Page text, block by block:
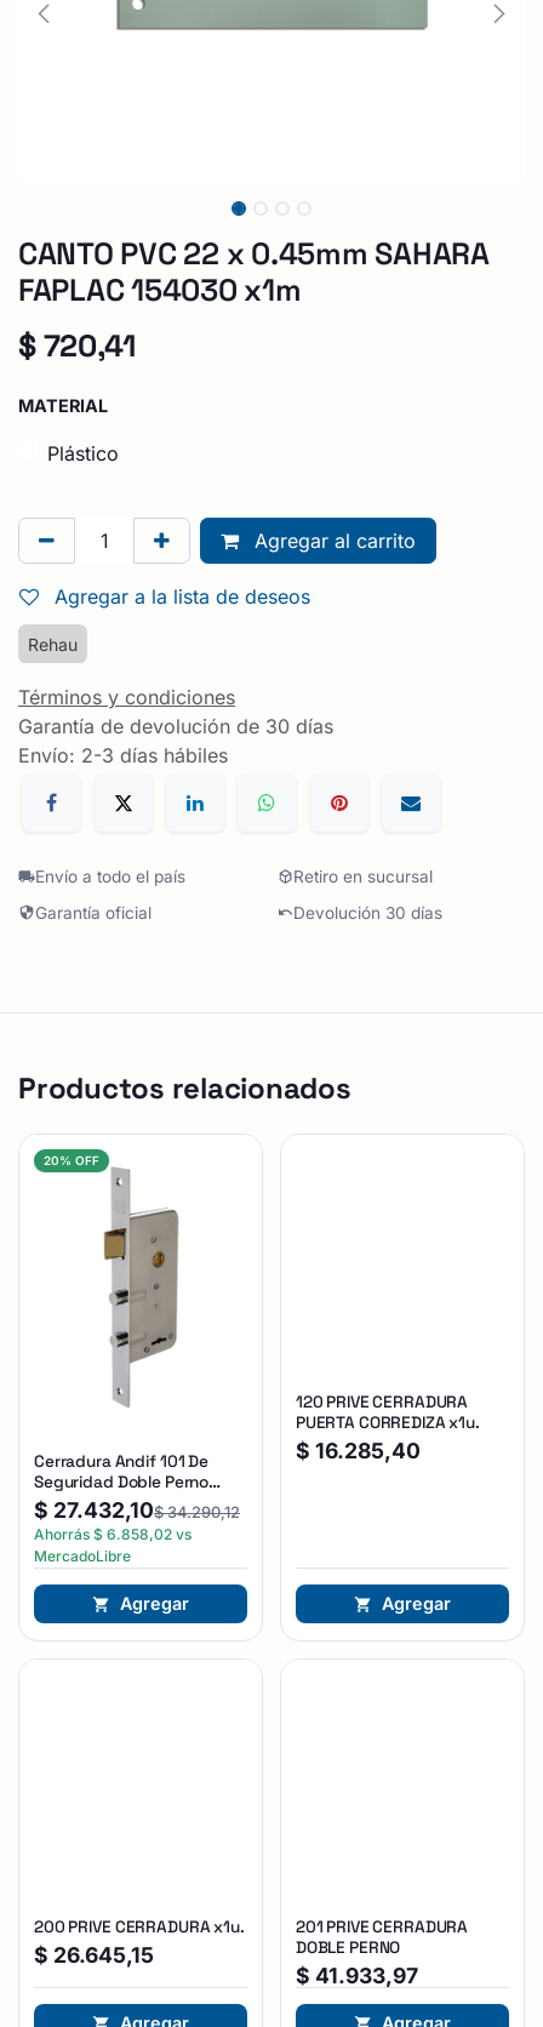
CANTO PVC 22 x 0.45mm SAHARA
FAPLAC 154030 x1m
$720,41
MATERIAL
Plástico
Agregar al carrito
Agregar a la lista de deseos
Rehau
Términos y condiciones
Garantía de devolución de 30 días
Envío: 2-3 días hábiles
Envío a todo el país
Retiro en sucursal
Garantía oficial
Devolución 30 días
Productos relacionados
20% OFF
Cerradura Andif 101 De
Seguridad Doble Perno
Reforzada Plateado
$ 27.432,10$34.290,12
Ahorrás $ 6.858,02 vs
MercadoLibre
Agregar
120 PRIVE CERRADURA
PUERTA CORREDIZA x1u.
$ 16.285,40
Agregar
200 PRIVE CERRADURA x1u.
$ 26.645,15
201 PRIVE CERRADURA
DOBLE PERNO
$ 41.933,97